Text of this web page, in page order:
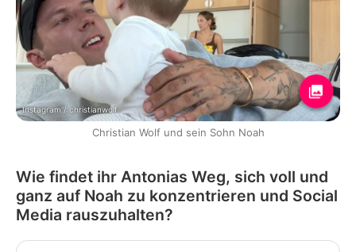
Instagram / christianwolf
Christian Wolf und sein Sohn Noah
Wie findet ihr Antonias Weg, sich voll und
ganz auf Noah zu konzentrieren und Social
Media rauszuhalten?